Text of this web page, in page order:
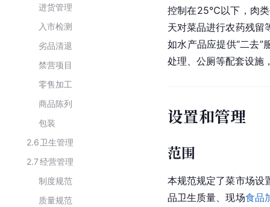
进货管理
入市检测
劣品清退
禁营项目
零售加工
商品陈列
包装
2.6卫生管理
2.7经营管理
制度规范
质量规范
控制在25℃以下，肉类
天对菜品进行农药残留
如水产品应提供“二去
处理、公厕等配套设施
设置和管理
范围
本规范规定了菜市场设
品卫生质量、现场食品